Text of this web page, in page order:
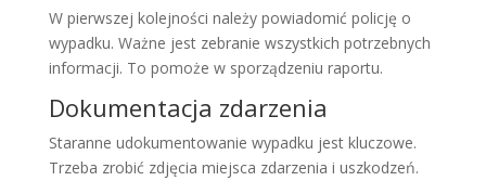
W pierwszej kolejności należy powiadomić policję o
wypadku. Ważne jest zebranie wszystkich potrzebnych
informacji. To pomoże w sporządzeniu raportu.
Dokumentacja zdarzenia
Staranne udokumentowanie wypadku jest kluczowe.
Trzeba zrobić zdjęcia miejsca zdarzenia i uszkodzeń.